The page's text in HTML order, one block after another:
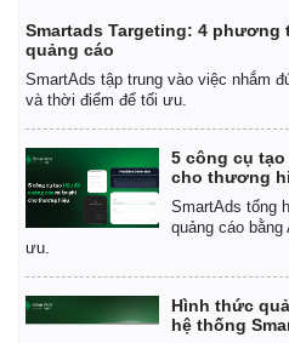
Thể thao
Smartads Targeting: 4
quảng cáo
SmartAds tập trung vào việc nhắm
và thời điểm để tối ưu.
5 công cụ
cho thương
SmartAds tổng
quảng cáo
ưu.
Hình thức
hệ thống